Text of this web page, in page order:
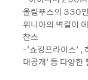
올림푸스의 330
위니아의 벽걸이
찬스
-‘쇼킹프라이스’ ,
대공개’ 등 다양한